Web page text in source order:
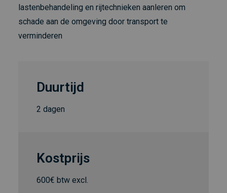
lastenbehandeling en rijtechnieken aanleren om
schade aan de omgeving door transport te
verminderen
Duurtijd
2 dagen
Kostprijs
600€ btw excl.